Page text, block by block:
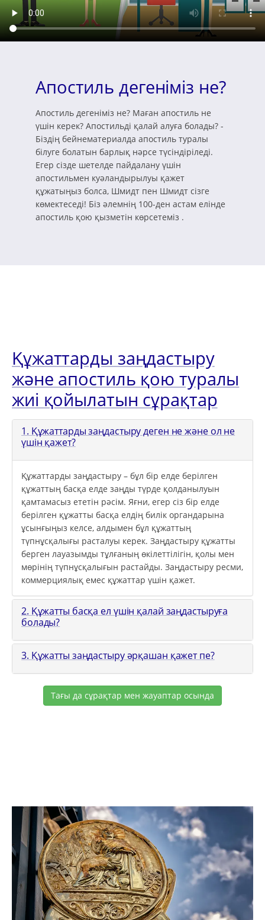
Апостиль дегеніміз не?
Апостиль дегеніміз не? Маған апостиль не
үшін керек? Апостильді қалай алуға болады? -
Біздің бейнематериалда апостиль туралы
білуге болатын барлық нәрсе түсіндіріледі.
Егер сізде шетелде пайдалану үшін
апостильмен куәландырылуы қажет
құжатыңыз болса, Шмидт пен Шмидт сізге
көмектеседі! Біз әлемнің 100-ден астам елінде
апостиль қою қызметін көрсетеміз .
Құжаттарды заңдастыру
және апостиль қою туралы
жиі қойылатын сұрақтар
1. Құжаттарды заңдастыру деген не және ол не
үшін қажет?
Құжаттарды заңдастыру – бұл бір елде берілген
құжаттың басқа елде заңды түрде қолданылуын
қамтамасыз ететін рәсім. Яғни, егер сіз бір елде
берілген құжатты басқа елдің билік органдарына
ұсынғыңыз келсе, алдымен бұл құжаттың
түпнұсқалығы расталуы керек. Заңдастыру құжатты
берген лауазымды тұлғаның өкілеттілігін, қолы мен
мөрінің түпнұсқалығын растайды. Заңдастыру ресми,
коммерциялық емес құжаттар үшін қажет.
2. Құжатты басқа ел үшін қалай заңдастыруға
болады?
3. Құжатты заңдастыру әрқашан қажет пе?
Тағы да сұрақтар мен жауаптар осында